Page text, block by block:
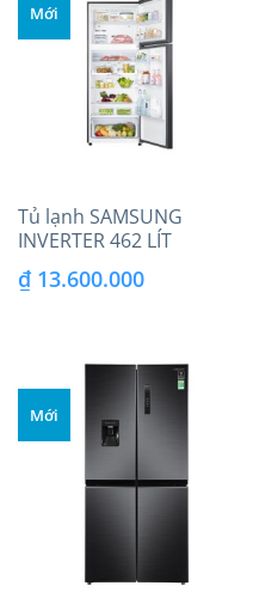
Mới
Tủ lạnh SAMSUNG
INVERTER 462 LÍT
RT46K603JB1/SV
₫13.600.000
Mới